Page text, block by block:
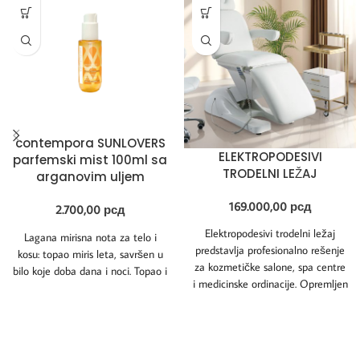
contempora SUNLOVERS
parfemski mist 100ml sa
arganovim uljem
2.700,00 рсд
Lagana mirisna nota za telo i
kosu: topao miris leta, savršen u
bilo koje doba dana i noci. Topao i
ELEKTROPODESIVI
TRODELNI LEŽAJ
169.000,00 рсд
Elektropodesivi trodelni ležaj
predstavlja profesionalno rešenje
za kozmetičke salone, spa centre
i medicinske ordinacije. Opremljen